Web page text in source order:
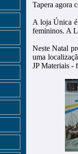
Tapera agora
A loja Única é
femininos. A
Neste Natal
uma
JP Materiais -